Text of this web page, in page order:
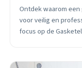
Ontdek waarom
voor veilig en
focus op de